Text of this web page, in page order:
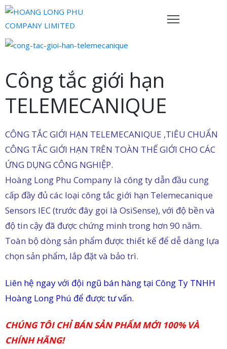
Công tắc giới hạn
TELEMECANIQUE
CÔNG TẮC GIỚI HẠN TELEMECANIQUE ,TIÊU CHUẨN
CÔNG TẮC GIỚI HẠN TRÊN TOÀN THẾ GIỚI CHO CÁC
ỨNG DỤNG CÔNG NGHIỆP.
Hoàng Long Phu Company là công ty dẫn đầu cung
cấp đầy đủ các loại công tắc giới hạn Telemecanique
Sensors IEC (trước đây gọi là OsiSense), với độ bền và
độ tin cậy đã được chứng minh trong hơn 90 năm.
Toàn bộ dòng sản phẩm được thiết kế để dễ dàng lựa
chọn sản phẩm, lắp đặt và bảo trì.
Liên hệ ngay với đội ngũ bán hàng tại Công Ty TNHH
Hoàng Long Phú để được tư vấn.
CHÚNG TÔI CHỈ BÁN SẢN PHẨM MỚI 100% VÀ
CHÍNH HÃNG!